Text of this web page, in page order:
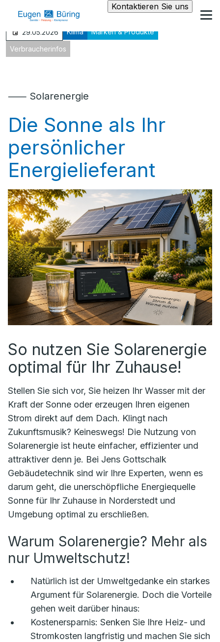
Kontaktieren Sie uns
29.05.2026 Klima Marken & Produkte
Verbraucherinfos
⸺ Solarenergie
Die Sonne als Ihr
persönlicher
Energielieferant
So nutzen Sie Solarenergie
optimal für Ihr Zuhause!
Stellen Sie sich vor, Sie heizen Ihr Wasser mit der
Kraft der Sonne oder erzeugen Ihren eigenen
Strom direkt auf dem Dach. Klingt nach
Zukunftsmusik? Keineswegs! Die Nutzung von
Solarenergie ist heute einfacher, effizienter und
attraktiver denn je. Bei Jens Gottschalk
Gebäudetechnik sind wir Ihre Experten, wenn es
darum geht, die unerschöpfliche Energiequelle
Sonne für Ihr Zuhause in Norderstedt und
Umgebung optimal zu erschließen.
Warum Solarenergie? Mehr als
nur Umweltschutz!
Natürlich ist der Umweltgedanke ein starkes
Argument für Solarenergie. Doch die Vorteile
gehen weit darüber hinaus:
Kostenersparnis: Senken Sie Ihre Heiz- und
Stromkosten langfristig und machen Sie sich